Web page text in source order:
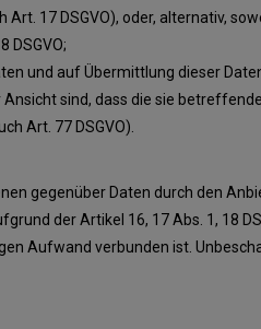
17 DSGVO), oder, alternativ,
DSGVO;
und auf Übermittlung dieser
sind, dass die sie
Art. 77 DSGVO).
gegenüber Daten durch den
der Artikel 16, 17 Abs. 1, 18
Aufwand verbunden ist.